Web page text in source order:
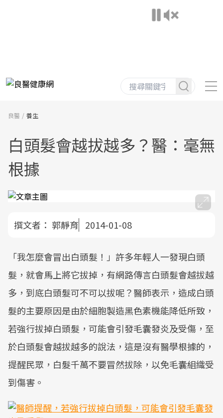
良醫 養生
白頭髮會越拔越多？醫：毫無
根據
撰文者： 郭靜育 2014-01-08
「我怎麼會冒出白頭髮！」許多年輕人一發現白頭
髮，就會馬上將它拔掉，有網路傳言白頭髮會越拔越
多，到底白頭髮可不可以拔呢？醫師表示，造成白頭
髮的主要原因是由於細胞製造黑色素機能降低所致，
若強行拔掉白頭髮，可能會引發毛囊發炎及受傷，至
於白頭髮會越拔越多的說法，這是沒有醫學根據的，
提醒民眾，白髮千萬不要冒然拔除，以免毛囊組織受
到傷害。